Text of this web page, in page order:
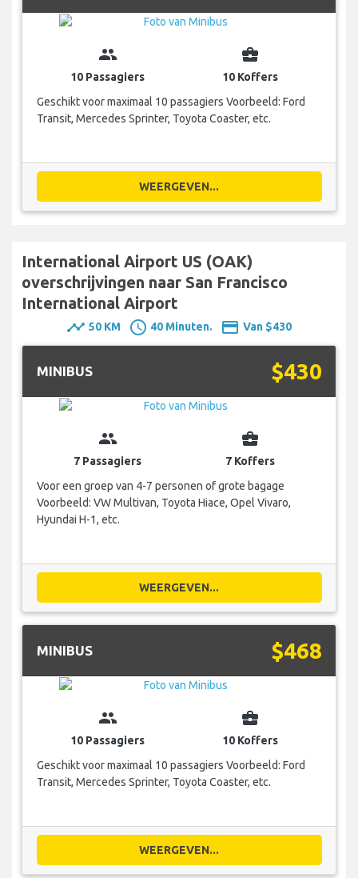
group
10 Passagiers
business_center
10 Koffers
Geschikt voor maximaal 10 passagiers Voorbeeld: Ford
Transit, Mercedes Sprinter, Toyota Coaster, etc.
WEERGEVEN...
International Airport US (OAK)
overschrijvingen naar San Francisco
International Airport
timeline 50 KM schedule 40 Minuten. payment Van $430
MINIBUS $430
group
7 Passagiers
business_center
7 Koffers
Voor een groep van 4-7 personen of grote bagage
Voorbeeld: VW Multivan, Toyota Hiace, Opel Vivaro,
Hyundai H-1, etc.
WEERGEVEN...
MINIBUS $468
group
10 Passagiers
business_center
10 Koffers
Geschikt voor maximaal 10 passagiers Voorbeeld: Ford
Transit, Mercedes Sprinter, Toyota Coaster, etc.
WEERGEVEN...